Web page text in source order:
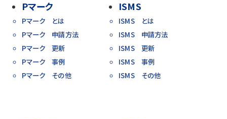
Pマーク
Pマーク とは
Pマーク 申請方法
Pマーク 更新
Pマーク 事例
Pマーク その他
ISMS
ISMS とは
ISMS 申請方法
ISMS 更新
ISMS 事例
ISMS その他